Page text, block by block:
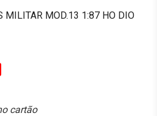
MILITAR MOD.13 1:87 HO DIO
cartão